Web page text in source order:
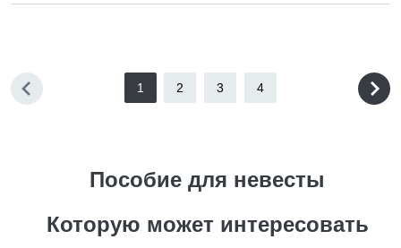
1 2 3 4
Пособие для невесты
Которую может интересовать